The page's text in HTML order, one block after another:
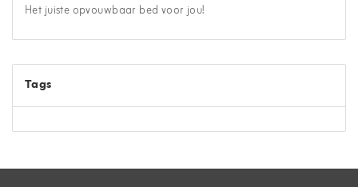
Het juiste opvouwbaar bed voor jou!
Tags